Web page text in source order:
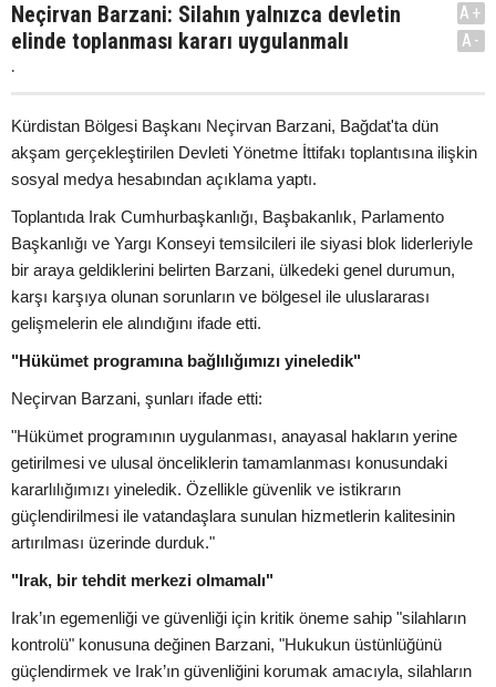
Neçirvan Barzani: Silahın yalnızca devletin
elinde toplanması kararı uygulanmalı
.
A+
A-
Kürdistan Bölgesi Başkanı Neçirvan Barzani, Bağdat'ta dün
akşam gerçekleştirilen Devleti Yönetme İttifakı toplantısına ilişkin
sosyal medya hesabından açıklama yaptı.
Toplantıda Irak Cumhurbaşkanlığı, Başbakanlık, Parlamento
Başkanlığı ve Yargı Konseyi temsilcileri ile siyasi blok liderleriyle
bir araya geldiklerini belirten Barzani, ülkedeki genel durumun,
karşı karşıya olunan sorunların ve bölgesel ile uluslararası
gelişmelerin ele alındığını ifade etti.
"Hükümet programına bağlılığımızı yineledik"
Neçirvan Barzani, şunları ifade etti:
"Hükümet programının uygulanması, anayasal hakların yerine
getirilmesi ve ulusal önceliklerin tamamlanması konusundaki
kararlılığımızı yineledik. Özellikle güvenlik ve istikrarın
güçlendirilmesi ile vatandaşlara sunulan hizmetlerin kalitesinin
artırılması üzerinde durduk."
"Irak, bir tehdit merkezi olmamalı"
Irak’ın egemenliği ve güvenliği için kritik öneme sahip "silahların
kontrolü" konusuna değinen Barzani, "Hukukun üstünlüğünü
güçlendirmek ve Irak’ın güvenliğini korumak amacıyla, silahların